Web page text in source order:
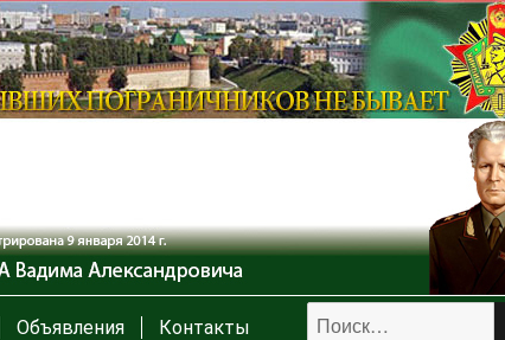
Искать:
Объявления Контакты